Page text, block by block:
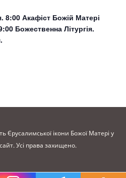
8:00 Акафіст Божій Матері
Божественна Літургія.
Єрусалимської ікони Божої Матері у
Усі права захищено.